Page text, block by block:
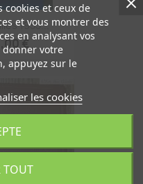
1955...
€
cookies et ceux de
et vous montrer des
en analysant vos
votre
appuyez sur le
les cookies
TOUT